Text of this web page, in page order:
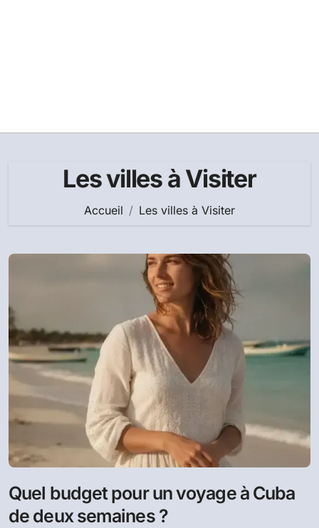
Les villes à Visiter
Accueil Les villes à Visiter
Quel budget pour un voyage à Cuba
de deux semaines ?